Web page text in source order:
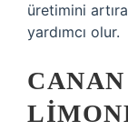
üretimini
yardımcı olur.